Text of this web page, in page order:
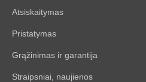
Atsiskaitymas
Pristatymas
Grąžinimas ir garantija
Straipsniai, naujienos